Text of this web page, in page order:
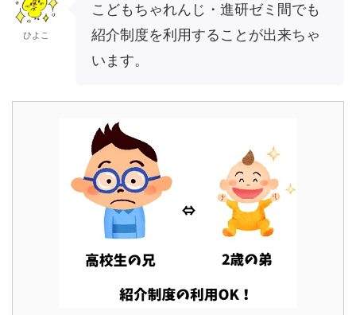
ひよこ
こどもちゃれんじ・進研ゼミ間でも
紹介制度を利用することが出来ちゃ
います。